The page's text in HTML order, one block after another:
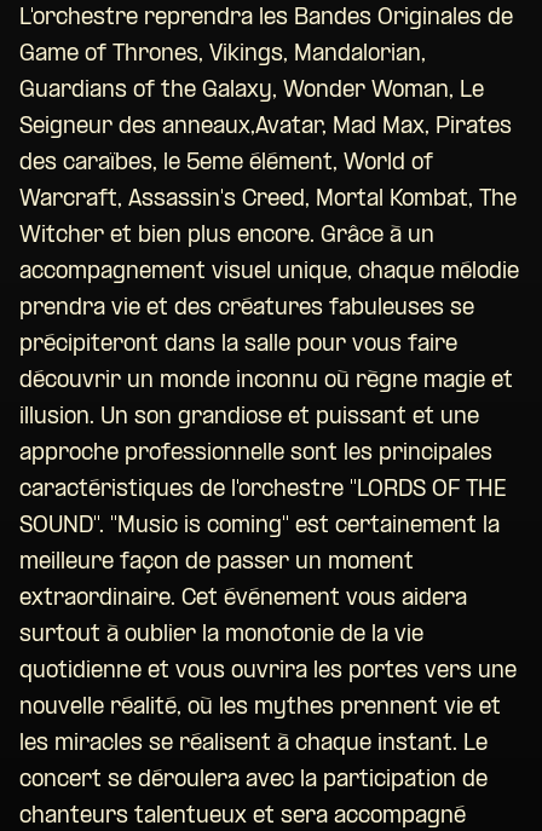
L'orchestre reprendra les Bandes Originales de
Game of Thrones, Vikings, Mandalorian,
Guardians of the Galaxy, Wonder Woman, Le
Seigneur des anneaux,Avatar, Mad Max, Pirates
des caraïbes, le 5eme élément, World of
Warcraft, Assassin's Creed, Mortal Kombat, The
Witcher et bien plus encore. Grâce à un
accompagnement visuel unique, chaque mélodie
prendra vie et des créatures fabuleuses se
précipiteront dans la salle pour vous faire
découvrir un monde inconnu où règne magie et
illusion. Un son grandiose et puissant et une
approche professionnelle sont les principales
caractéristiques de l'orchestre ''LORDS OF THE
SOUND''. ''Music is coming'' est certainement la
meilleure façon de passer un moment
extraordinaire. Cet événement vous aidera
surtout à oublier la monotonie de la vie
quotidienne et vous ouvrira les portes vers une
nouvelle réalité, où les mythes prennent vie et
les miracles se réalisent à chaque instant. Le
concert se déroulera avec la participation de
chanteurs talentueux et sera accompagné